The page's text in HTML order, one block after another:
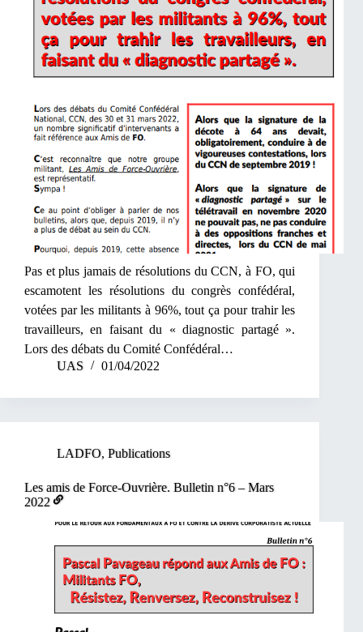
Pas et plus jamais de résolutions du CCN, à FO, qui
escamotent les résolutions du congrès confédéral,
votées par les militants à 96%, tout ça pour trahir les
travailleurs, en faisant du « diagnostic partagé ».
Lors des débats du Comité Confédéral…
UAS
01/04/2022
LADFO, Publications
Les amis de Force-Ouvrière. Bulletin n°6 – Mars
2022